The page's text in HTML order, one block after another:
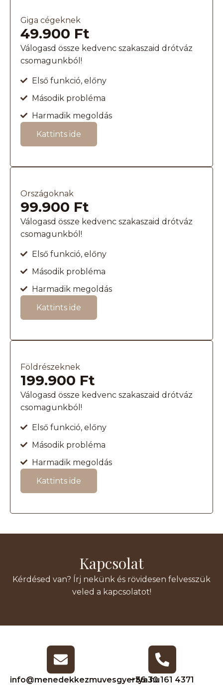
Giga cégeknek
49.900 Ft
Válogasd össze kedvenc szakaszaid drótváz
csomagunkból!
Első funkció, előny
Második probléma
Harmadik megoldás
Kattints ide
Országoknak
99.900 Ft
Válogasd össze kedvenc szakaszaid drótváz
csomagunkból!
Első funkció, előny
Második probléma
Harmadik megoldás
Kattints ide
Földrészeknek
199.900 Ft
Válogasd össze kedvenc szakaszaid drótváz
csomagunkból!
Első funkció, előny
Második probléma
Harmadik megoldás
Kattints ide
Kapcsolat
Kérdésed van? Írj nekünk és rövidesen felvesszük
veled a kapcsolatot!
info@menedekkezmuvesgyertya.hu+36 30 161 4371